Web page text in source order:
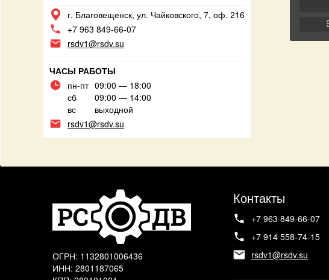
г. Благовещенск, ул. Чайковского, 7, оф. 216
+7 963 849-66-07
rsdv1@rsdv.su
ЧАСЫ РАБОТЫ
пн-пт 09:00 — 18:00
сб
09:00 — 14:00
вс
выходной
rsdv1@rsdv.su
ОГРН: 1132801006436
ИНН: 2801187065
Контакты
+7 963 849-66-07
+7 914 558-74-15
rsdv1@rsdv.su